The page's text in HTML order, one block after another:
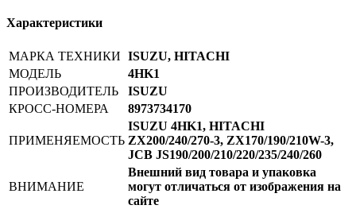
Характеристики
МАРКА ТЕХНИКИ ISUZU, HITACHI
МОДЕЛЬ
4HK1
ПРОИЗВОДИТЕЛЬ
ISUZU
КРОСС-НОМЕРА
8973734170
ПРИМЕНЯЕМОСТЬ
ISUZU 4HK1, HITACHI
ZX200/240/270-3, ZX170/190/210W-3,
JCB JS190/200/210/220/235/240/260
ВНИМАНИЕ
Внешний вид товара и упаковка
могут отличаться от изображения на
сайте